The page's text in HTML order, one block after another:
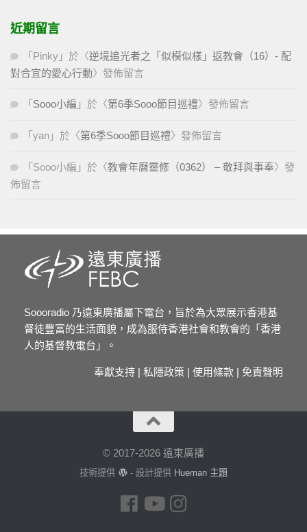
近期留言
「 Pinky 」於〈逆境追光者之「似模似樣」返教會（16）- 配
對合宜的愛心行動〉發佈留言
「 Sooo小編 」於〈第6季Sooo節目巡禮〉發佈留言
「 yan 」於〈第6季Sooo節目巡禮〉發佈留言
「 Sooo小編 」於〈教會年曆靈修（0362） – 敬拜與事奉〉發
佈留言
Soooradio 乃遠東廣播屬下電台，旨於為大眾展示香港基
督徒豐富的生活面貌，成為服侍香港社會和教會的「香港
人的基督教電台」。
奉獻支持 | 私隱政策 | 使用條款 | 免責聲明
© 2017-2026 遠東廣播
技術提供 - 設計提供 Hueman 主題